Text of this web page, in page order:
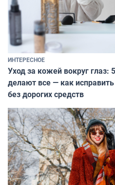
ИНТЕРЕСНОЕ
Уход за кожей вокруг глаз:
делают все — как
без дорогих средств